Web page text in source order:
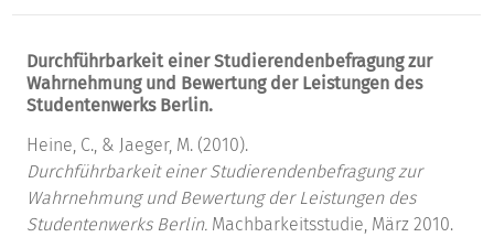
Durchführbarkeit einer Studierendenbefragung zur
Wahrnehmung und Bewertung der Leistungen des
Studentenwerks Berlin.
Heine, C., & Jaeger, M. (2010).
Durchführbarkeit einer Studierendenbefragung zur
Wahrnehmung und Bewertung der Leistungen des
Studentenwerks Berlin. Machbarkeitsstudie, März 2010.